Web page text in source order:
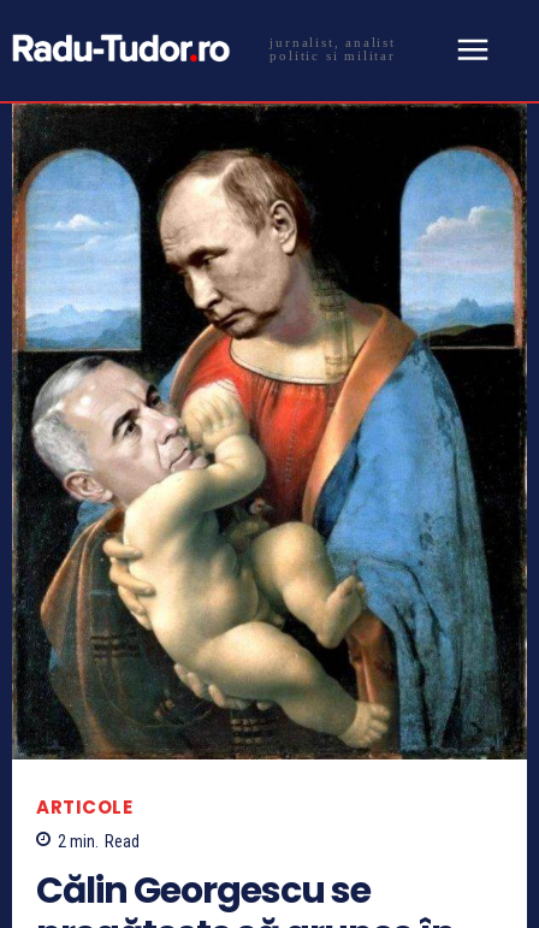
jurnalist, analist
politic si militar
ARTICOLE
2min. Read
Călin Georgescu se